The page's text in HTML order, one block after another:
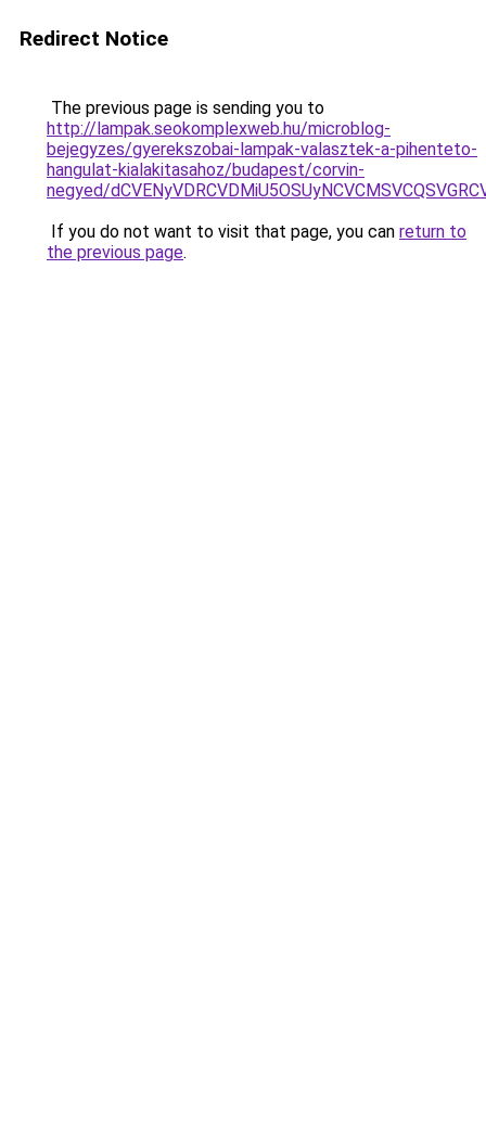
Redirect Notice
The previous page is sending you to
http://lampak.seokomplexweb.hu/microblog-
bejegyzes/gyerekszobai-lampak-valasztek-a-pihenteto-
hangulat-kialakitasahoz/budapest/corvin-
negyed/
If you do not want to visit that page, you can return to
the previous page.